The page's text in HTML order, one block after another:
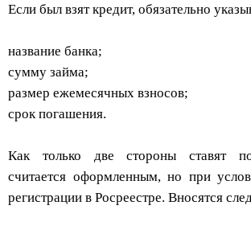
Если был взят кредит, обязательно
название банка;
сумму займа;
размер ежемесячных взносов;
срок погашения.
Как только две стороны ставят
считается оформленным, но при
регистрации в Росреестре. Вносятся